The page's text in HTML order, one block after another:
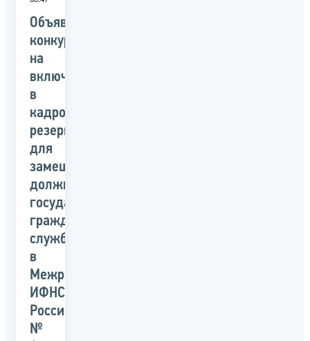
Объявлен
конкурс
на
включение
в
кадровый
резерв
для
замещения
должностей
государственной
гражданской
службы
в
Межрайонной
ИФНС
России
№